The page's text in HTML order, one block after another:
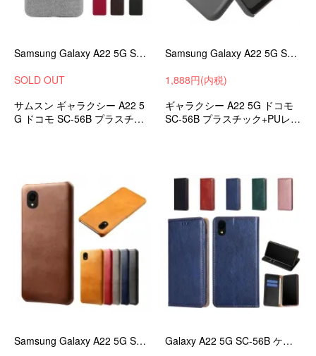
Samsung Galaxy A22 5G SC-56B ケース/カバー キャンバス調 アンドロイド スマートフォン/スマフォ/スマホケース/カバー
SOLD OUT
サムスン ギャラクシー A22 5
G ドコモ SC-56B プラスチッ
Samsung Galaxy A22 5G SC-56B ケース/カバー キャンバス調 レザー調 カード収納 アンドロイド スマフォ/スマホケース/カバー
1,888円(内税)
ギャラクシー A22 5G ドコモ
SC-56B プラスチック+PUレザ
Samsung Galaxy A22 5G SC-56B ケース/カバー レザー調 シンプル PUレザー アンドロイド スマフォ/スマホケース/カバー
Galaxy A22 5G SC-56B ケース/カバー 手帳型 かわいい カード収納 PUレザー 手帳型 かわいいケース ギャラクシーA22 5G スマホケース/カバー